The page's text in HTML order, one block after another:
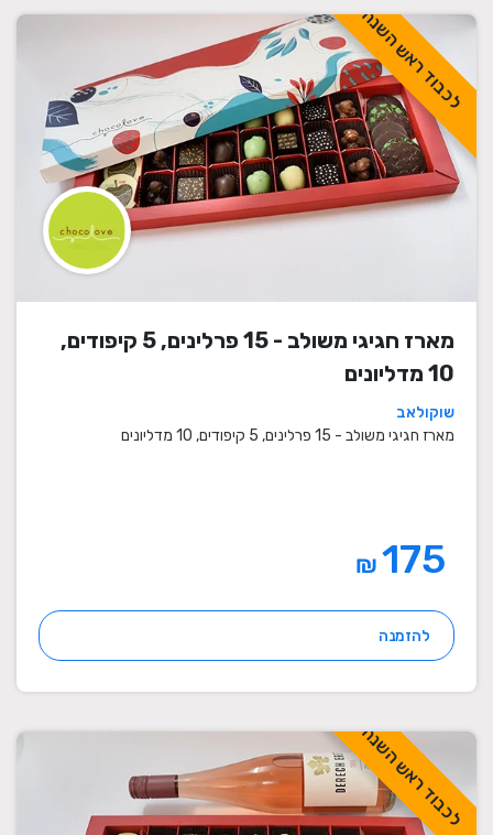
לכבוד ראש השנה
מארז חגיגי משולב - 15 פרלינים, 5 קיפודים,
10 מדליונים
שוקולאב
מארז חגיגי משולב - 15 פרלינים, 5 קיפודים, 10 מדליונים
₪
להזמנה
לכבוד ראש השנה